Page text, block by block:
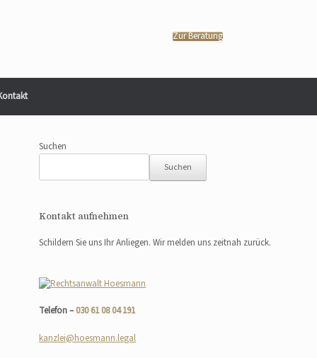
Zur Beratung
Suchen
Suchen
Kontakt aufnehmen
Schildern Sie uns Ihr Anliegen. Wir melden uns zeitnah zurück.
Telefon –030 61 08 04 191
kanzlei@hoesmann.legal